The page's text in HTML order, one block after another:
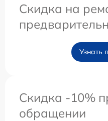
Скидка на
Узнать
Скидка -10%
обращении